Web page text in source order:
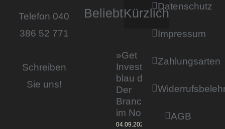
Telefon 040
386 52 771
Schreiben
Sie uns!
BeliebtKürzlich
»Get
Invested by
blau direkt«:
Der
Branchentag
im Norden
04.09.2023
Datenschutz
Impressum
Zahlungsarten
AGB